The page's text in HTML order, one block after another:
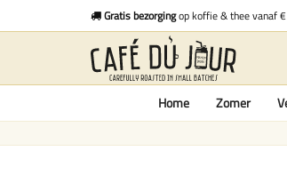
Gratis bezorgingop koffie & thee vanaf
Home Zomer